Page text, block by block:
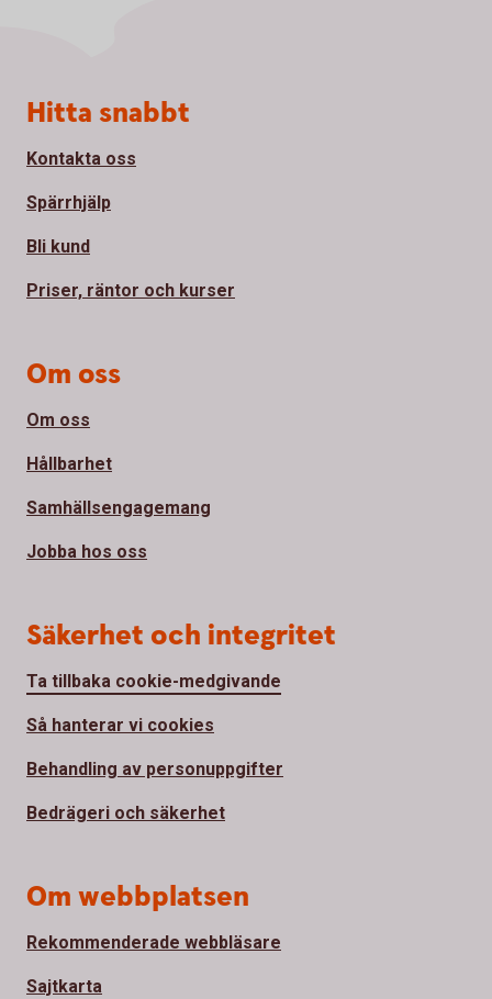
Sidfot
Hitta snabbt
Kontakta oss
Spärrhjälp
Bli kund
Priser, räntor och kurser
Om oss
Om oss
Hållbarhet
Samhällsengagemang
Jobba hos oss
Säkerhet och integritet
Ta tillbaka cookie-medgivande
Så hanterar vi cookies
Behandling av personuppgifter
Bedrägeri och säkerhet
Om webbplatsen
Rekommenderade webbläsare
Sajtkarta